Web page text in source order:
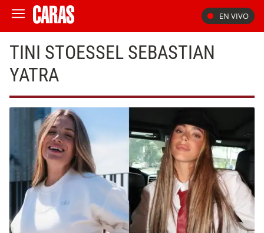
EN VIVO
TINI STOESSEL SEBASTIAN
YATRA